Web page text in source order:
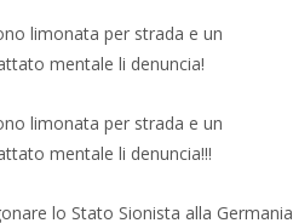
limonata per strada e un
mentale li denuncia!
limonata per strada e un
mentale li denuncia!!!
lo Stato Sionista alla Germania